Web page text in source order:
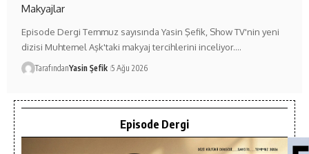
Makyajlar
Episode Dergi Temmuz sayısında Yasin Şefik, Show TV'nin yeni
dizisi Muhtemel Aşk'taki makyaj tercihlerini inceliyor.…
TarafındanYasin Şefik 5 Ağu 2026
Episode Dergi